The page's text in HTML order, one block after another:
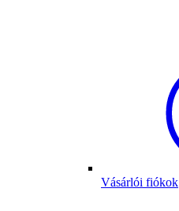
Vásárlói fiókok